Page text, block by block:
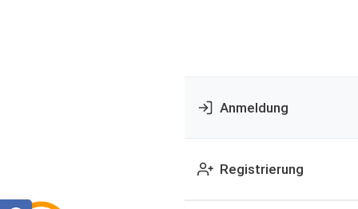
Anmeldung
Registrierung